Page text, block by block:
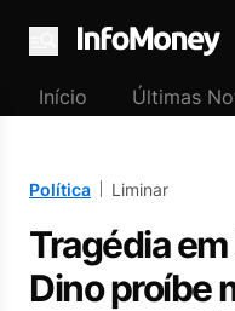
Menu
Início Últimas
Política Liminar
Tragédia
Dino proíbe